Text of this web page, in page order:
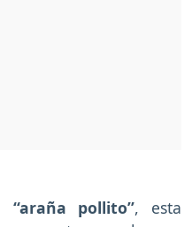
“araña pollito”, esta